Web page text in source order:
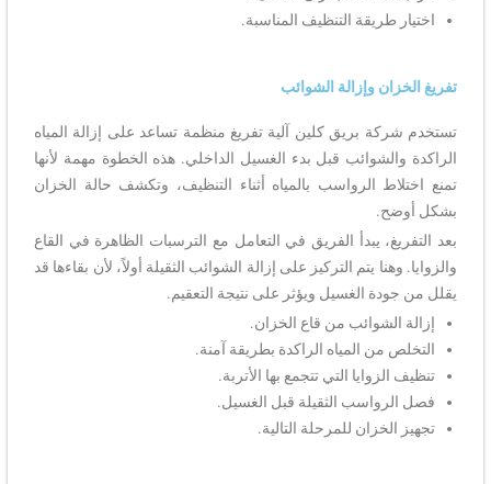
اختيار طريقة التنظيف المناسبة.
تفريغ الخزان وإزالة الشوائب
تستخدم شركة بريق كلين آلية تفريغ منظمة تساعد على إزالة المياه
الراكدة والشوائب قبل بدء الغسيل الداخلي. هذه الخطوة مهمة لأنها
تمنع اختلاط الرواسب بالمياه أثناء التنظيف، وتكشف حالة الخزان
بشكل أوضح.
بعد التفريغ، يبدأ الفريق في التعامل مع الترسبات الظاهرة في القاع
والزوايا. وهنا يتم التركيز على إزالة الشوائب الثقيلة أولاً، لأن بقاءها قد
يقلل من جودة الغسيل ويؤثر على نتيجة التعقيم.
إزالة الشوائب من قاع الخزان.
التخلص من المياه الراكدة بطريقة آمنة.
تنظيف الزوايا التي تتجمع بها الأتربة.
فصل الرواسب الثقيلة قبل الغسيل.
تجهيز الخزان للمرحلة التالية.